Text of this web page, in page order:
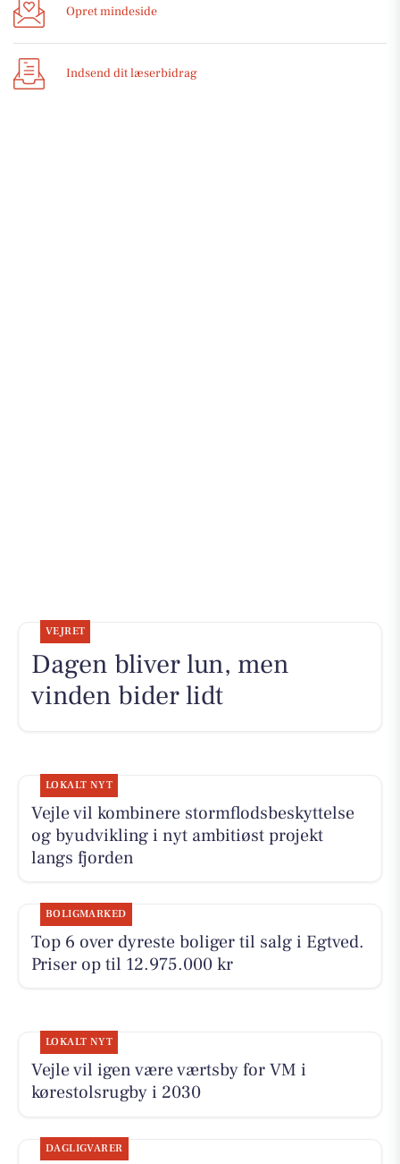
Opret mindeside
Indsend dit læserbidrag
VEJRET
Dagen bliver lun, men
vinden bider lidt
LOKALT NYT
Vejle vil kombinere stormflodsbeskyttelse
og byudvikling i nyt ambitiøst projekt
langs fjorden
BOLIGMARKED
Top 6 over dyreste boliger til salg i Egtved.
Priser op til 12.975.000 kr
LOKALT NYT
Vejle vil igen være værtsby for VM i
kørestolsrugby i 2030
DAGLIGVARER